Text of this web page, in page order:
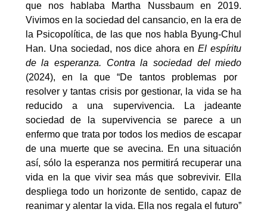
que nos hablaba Martha Nussbaum en 2019.
Vivimos en la sociedad del cansancio, en la era de
la Psicopolítica, de las que nos habla Byung-Chul
Han. Una sociedad, nos dice ahora enEl espíritu
de la esperanza. Contra la sociedad del miedo
(2024), en la que “De tantos problemas por
resolver y tantas crisis por gestionar, la vida se ha
reducido a una supervivencia. La jadeante
sociedad de la supervivencia se parece a un
enfermo que trata por todos los medios de escapar
de una muerte que se avecina. En una situación
así, sólo la esperanza nos permitirá recuperar una
vida en la que vivir sea más que sobrevivir. Ella
despliega todo un horizonte de sentido, capaz de
reanimar y alentar la vida. Ella nos regala el futuro”